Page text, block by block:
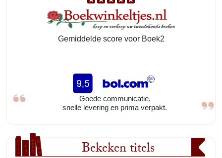
Gemiddelde score voor Boek2
Goede communicatie,
snelle levering en prima verpakt.
Bekeken titels